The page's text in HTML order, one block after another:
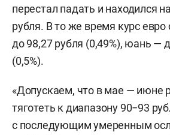
перестал падать и находился
рубля. В то же время курс евро
до 98,27 рубля (0,49%), юань —
(0,5%).
«Допускаем, что в мае — июне
тяготеть к диапазону 90−93
c последующим умеренным